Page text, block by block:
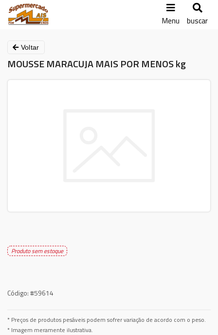
Menu buscar
Voltar
MOUSSE MARACUJA MAIS POR MENOS kg
Produto sem estoque
Código:#59614
* Preços de produtos pesáveis podem sofrer variação de acordo com o peso.
* Imagem meramente ilustrativa.